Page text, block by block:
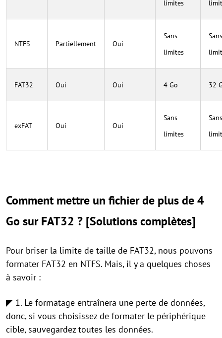
limites
NTFS Partiellement Oui
Sans
limites
Sans
FAT32 Oui Oui 4 Go 32
exFAT Oui Oui
Sans
limites
Sans
Comment mettre un fichier de plus de 4
Go sur FAT32 ? [Solutions complètes]
Pour briser la limite de taille de FAT32, nous pouvons
formater FAT32 en NTFS. Mais, il y a quelques choses
à savoir :
◤ 1. Le formatage entraînera une perte de données,
donc, si vous choisissez de formater le périphérique
cible, sauvegardez toutes les données.